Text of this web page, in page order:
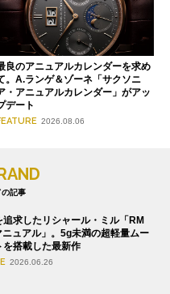
良のアニュアルカレンダーを求め
。A.ランゲ＆ゾーネ「サクソニ
・アニュアルカレンダー」がアッ
デート
2026.08.06
の記事
追求したリシャール・ミル「RM
ュアル」。5g未満の超軽量ムー
を搭載した最新作
2026.06.26